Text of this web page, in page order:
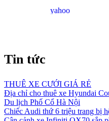
Tin tức
THUÊ XE CƯỚI GIÁ RẺ
Địa chỉ cho thuê xe Hyundai
Du lịch Phố Cổ Hà Nội
Chiếc Audi thứ 6 triệu trang bị